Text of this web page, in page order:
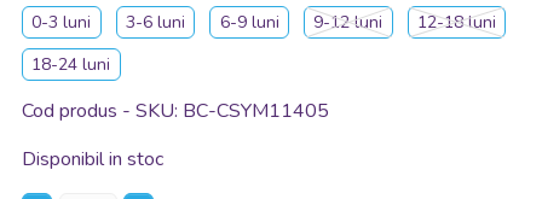
0-3 luni 3-6 luni 6-9 luni 9-12 luni
12-18 luni
18-24 luni
Cod produs - SKU BC-CSYM11405
Disponibil in stoc